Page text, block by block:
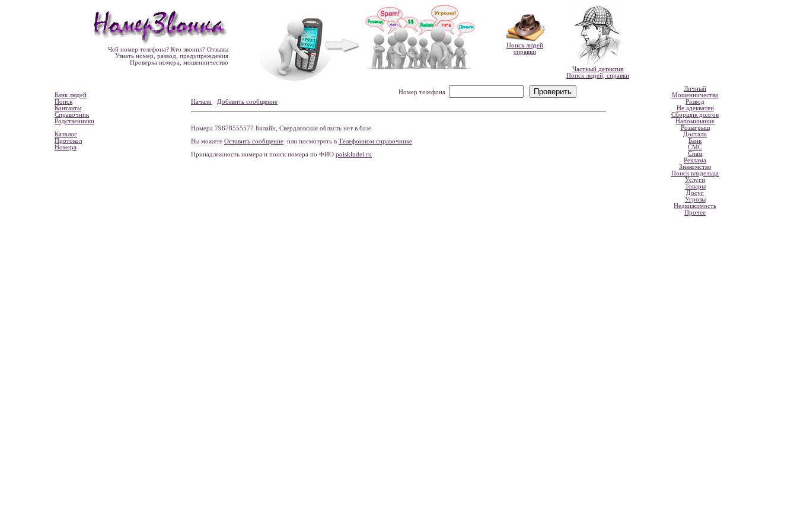
Чей номер телефона? Кто звонил? Отзывы
Узнать номер, развод, предупреждения
Проверка номера, мошенничество
Поиск людей
справки
Частный детектив
Поиск людей, справки
Банк людей
Поиск
Контакты
Справочник
Родственники
Каталог
Протокол
Номера
Номер телефона
Начало
Добавить сообщение
Номера 79678555577 Билайн, Свердловская область нет в базе
Вы можете Оставить сообщение или посмотреть в Телефонном справочнике
Принадлежность номера и поиск номера по ФИО poiskludei.ru
Личный
Мошенничество
Развод
Не адекватен
Сборщик долгов
Напоминание
Розыгрыш
Достали
Банк
СМС
Спам
Реклама
Знакомство
Поиск владельца
Услуги
Товары
Досуг
Угрозы
Недвижимость
Прочее